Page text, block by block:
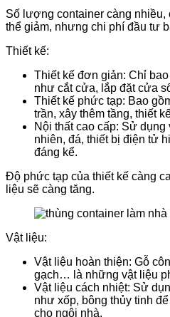
Số lượng container càng nhiều,
thể giảm, nhưng chi phí đầu tư
Thiết kế:
Thiết kế đơn giản: Chỉ
như cắt cửa, lắp đặt cửa
Thiết kế phức tạp: Bao
trần, xây thêm tầng, thiết
Nội thất cao cấp: Sử
nhiên, đá, thiết bị điện tử
đáng kể.
Độ phức tạp của thiết kế càng
liệu sẽ càng tăng.
Vật liệu:
Vật liệu hoàn thiện: Gỗ
gạch… là những vật liệu
Vật liệu cách nhiệt: Sử
như xốp, bông thủy tinh
cho ngôi nhà.